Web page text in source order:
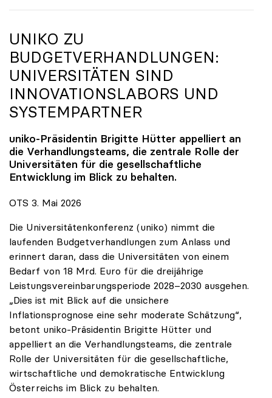
UNIKO ZU
BUDGETVERHANDLUNGEN:
UNIVERSITÄTEN SIND
INNOVATIONSLABORS UND
SYSTEMPARTNER
uniko-Präsidentin Brigitte Hütter appelliert an
die Verhandlungsteams, die zentrale Rolle der
Universitäten für die gesellschaftliche
Entwicklung im Blick zu behalten.
OTS 3. Mai 2026
Die Universitätenkonferenz (uniko) nimmt die
laufenden Budgetverhandlungen zum Anlass und
erinnert daran, dass die Universitäten von einem
Bedarf von 18 Mrd. Euro für die dreijährige
Leistungsvereinbarungsperiode 2028–2030 ausgehen.
„Dies ist mit Blick auf die unsichere
Inflationsprognose eine sehr moderate Schätzung“,
betont uniko-Präsidentin Brigitte Hütter und
appelliert an die Verhandlungsteams, die zentrale
Rolle der Universitäten für die gesellschaftliche,
wirtschaftliche und demokratische Entwicklung
Österreichs im Blick zu behalten.